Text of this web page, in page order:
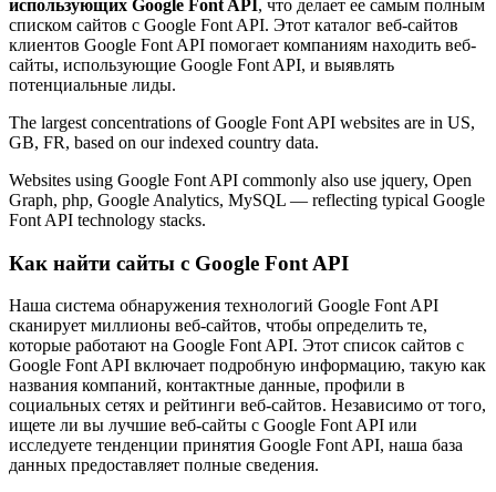
использующих Google Font API, что делает ее самым полным
списком сайтов с Google Font API. Этот каталог веб-сайтов
клиентов Google Font API помогает компаниям находить веб-
сайты, использующие Google Font API, и выявлять
потенциальные лиды.
The largest concentrations of Google Font API websites are in US,
GB, FR, based on our indexed country data.
Websites using Google Font API commonly also use jquery, Open
Graph, php, Google Analytics, MySQL — reflecting typical Google
Font API technology stacks.
Как найти сайты с Google Font API
Наша система обнаружения технологий Google Font API
сканирует миллионы веб-сайтов, чтобы определить те,
которые работают на Google Font API. Этот список сайтов с
Google Font API включает подробную информацию, такую как
названия компаний, контактные данные, профили в
социальных сетях и рейтинги веб-сайтов. Независимо от того,
ищете ли вы лучшие веб-сайты с Google Font API или
исследуете тенденции принятия Google Font API, наша база
данных предоставляет полные сведения.